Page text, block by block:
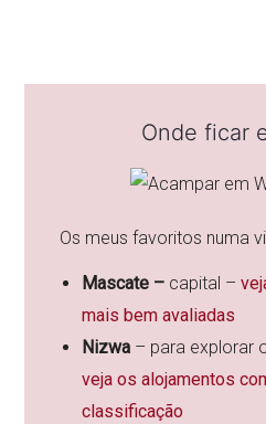
Onde ficar
Os meus favoritos numa
Mascate – capital –
mais bem avaliadas
Nizwa – para explorar
veja os alojamentos
classificação